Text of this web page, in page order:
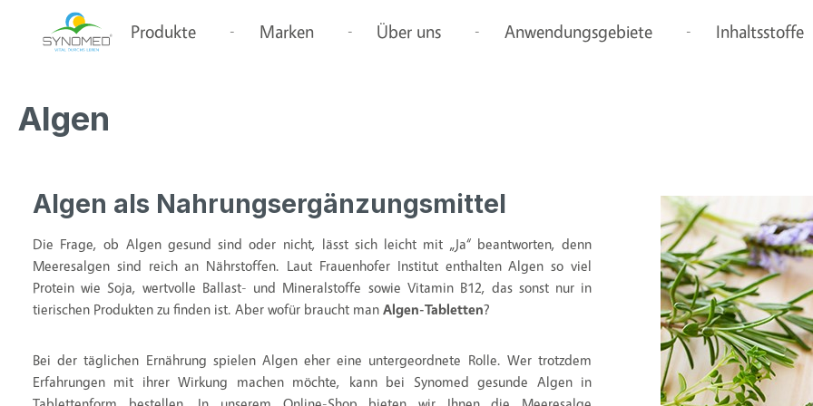
Zur Hauptnavigation springen
Produkte Marken Über uns Anwendungsgebiete Inhaltsstoffe
Algen
Algen als Nahrungsergänzungsmittel
Die Frage, ob Algen gesund sind oder nicht, lässt sich leicht mit „Ja“ beantworten, denn
Meeresalgen sind reich an Nährstoffen. Laut Frauenhofer Institut enthalten Algen so viel
Protein wie Soja, wertvolle Ballast- und Mineralstoffe sowie Vitamin B12, das sonst nur in
tierischen Produkten zu finden ist. Aber wofür braucht man Algen-Tabletten?
Bei der täglichen Ernährung spielen Algen eher eine untergeordnete Rolle. Wer trotzdem
Erfahrungen mit ihrer Wirkung machen möchte, kann bei Synomed gesunde Algen in